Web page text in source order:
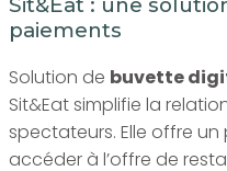
Sit&Eat : une
paiements
Solution de buvette
Sit&Eat simplifie la
spectateurs. Elle offre
accéder à l’offre de